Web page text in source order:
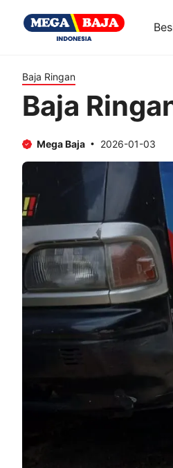
Baja Ringan
Baja
Mega Baja 2026-01-03